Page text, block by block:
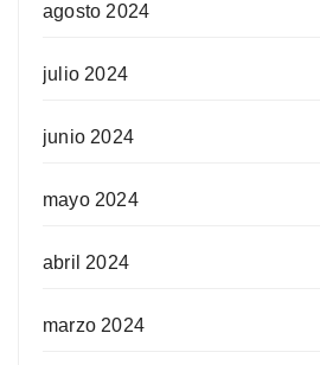
agosto 2024
julio 2024
junio 2024
mayo 2024
abril 2024
marzo 2024